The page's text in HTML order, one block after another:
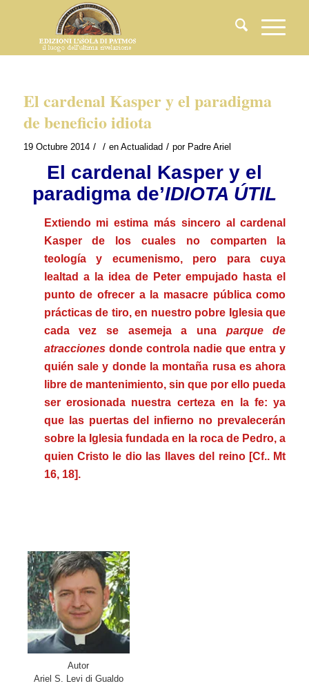
El cardenal Kasper y el paradigma
de beneficio idiota
19 Octubre 2014 / / en Actualidad / por Padre Ariel
El cardenal Kasper y el
paradigma de’IDIOTA ÚTIL
Extiendo mi estima más sincero al cardenal
Kasper de los cuales no comparten la
teología y ecumenismo, pero para cuya
lealtad a la idea de Peter empujado hasta el
punto de ofrecer a la masacre pública como
prácticas de tiro, en nuestro pobre Iglesia que
cada vez se asemeja a una parque de
atraccionesdonde controla nadie que entra y
quién sale y donde la montaña rusa es ahora
libre de mantenimiento, sin que por ello pueda
ser erosionada nuestra certeza en la fe: ya
que las puertas del infierno no prevalecerán
sobre la Iglesia fundada en la roca de Pedro, a
quien Cristo le dio las llaves del reino [Cf.. Mt
16, 18].
Autor
Ariel S. Levi di Gualdo